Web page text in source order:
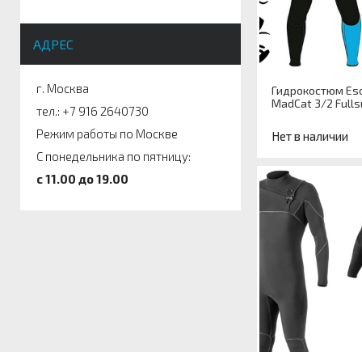
АДРЕС
г. Москва
тел.: +7 916 2640730
Режим работы по Москве
С понедельника по пятницу:
c 11.00 до 19.00
Гидрокостюм
MadCat 3/2
Нет в наличии
Артикул